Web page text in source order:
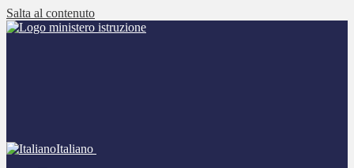
Salta al contenuto
Italiano